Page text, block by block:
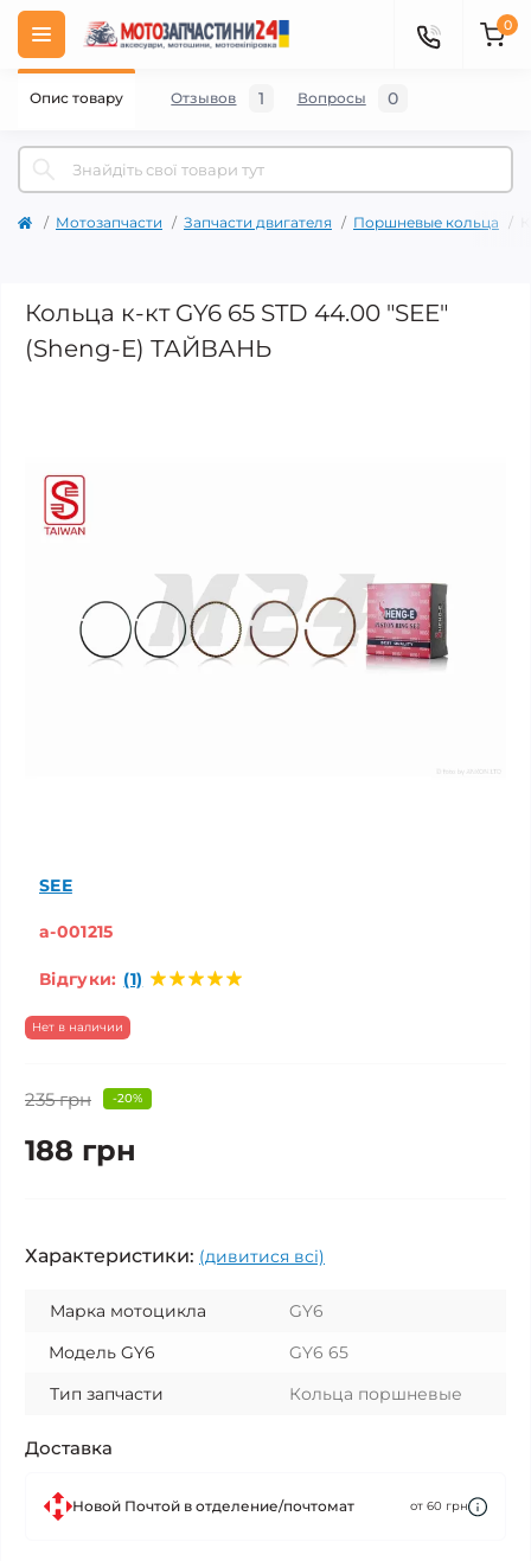
0
Мотозапчасти Запчасти двигателя Поршневые кольца
Кольца к-кт GY6 65 STD 44.00 "SEE"
(Sheng-E) ТАЙВАНЬ
SEE
a-001215
Відгуки: (1)
Нет в наличии
235 грн -20%
188 грн
Характеристики: (дивитися всі)
Марка мотоцикла
GY6
Модель GY6
GY6 65
Тип запчасти
Кольца поршневые
Доставка
Новой Почтой в отделение/почтомат от 60 грн
Опис товару Отзывов 1 Вопросы 0